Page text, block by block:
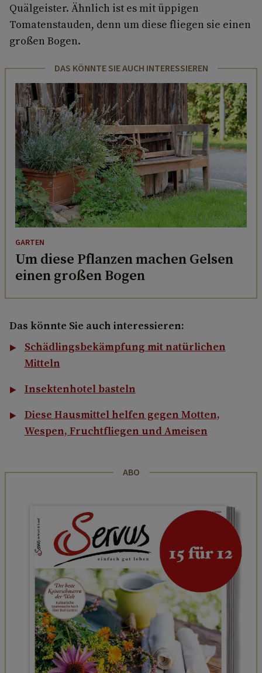
Quälgeister. Ähnlich ist es mit üppigen
Tomatenstauden, denn um diese fliegen sie einen
großen Bogen.
DAS KÖNNTE SIE AUCH INTERESSIEREN
GARTEN
Um diese Pflanzen machen Gelsen
einen großen Bogen
Das könnte Sie auch interessieren:
Schädlingsbekämpfung mit natürlichen
Mitteln
Insektenhotel basteln
Diese Hausmittel helfen gegen Motten,
Wespen, Fruchtfliegen und Ameisen
ABO